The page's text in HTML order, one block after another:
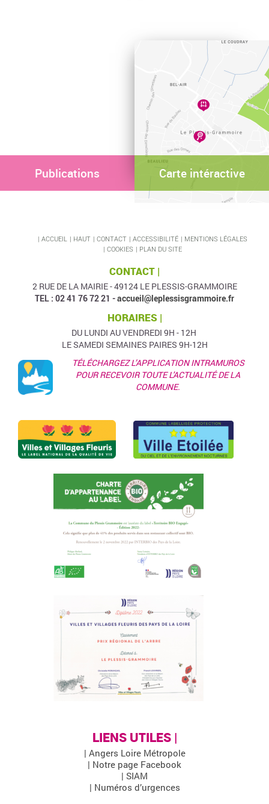
Publications Carte intéractive
ACCUEIL HAUT CONTACT ACCESSIBILITÉ
MENTIONS LÉGALES
COOKIES
PLAN DU SITE
CONTACT |
2 RUE DE LA MAIRIE - 49124 LE PLESSIS-GRAMMOIRE
TEL : 02 41 76 72 21 -accueil@leplessisgrammoire.fr
HORAIRES |
DU LUNDI AU VENDREDI 9H - 12H
LE SAMEDI SEMAINES PAIRES 9H-12H
TÉLÉCHARGEZ L’APPLICATION INTRAMUROS
POUR RECEVOIR TOUTE L'ACTUALITÉ DE LA
COMMUNE.
LIENS UTILES |
| Angers Loire Métropole
| Notre page Facebook
| SIAM
| Numéros d’urgences